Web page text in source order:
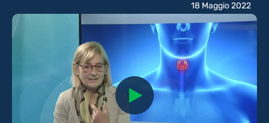
18 Maggio 2022